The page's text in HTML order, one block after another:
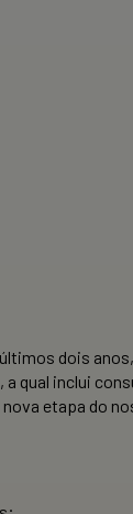
dois
qual inclui
etapa do